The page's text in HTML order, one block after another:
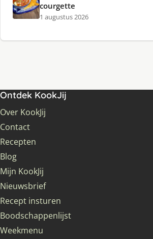
courgette
1 augustus 2026
Ontdek KookJij
Over KookJij
Contact
Recepten
Blog
Mijn KookJij
Nieuwsbrief
Recept insturen
Boodschappenlijst
Weekmenu